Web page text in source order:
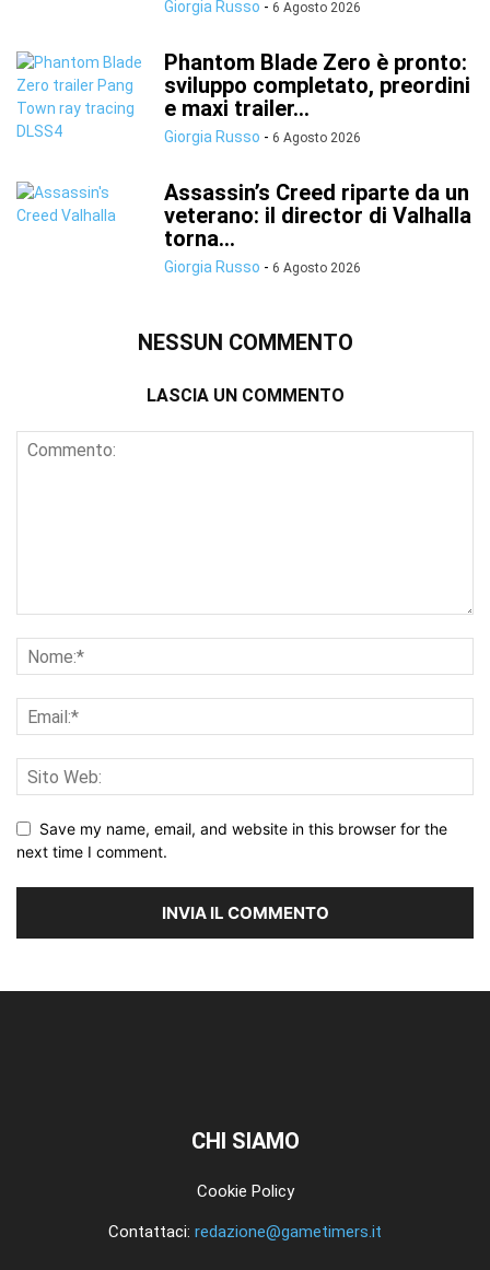
Giorgia Russo - 6 Agosto 2026
Phantom Blade Zero è pronto:
sviluppo completato, preordini
e maxi trailer...
Giorgia Russo - 6 Agosto 2026
Assassin’s Creed riparte da un
veterano: il director di Valhalla
torna...
Giorgia Russo - 6 Agosto 2026
NESSUN COMMENTO
LASCIA UN COMMENTO
Save my name, email, and website in this browser for the
next time I comment.
CHI SIAMO
Cookie Policy
Contattaci: redazione@gametimers.it